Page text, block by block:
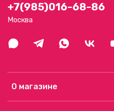
О магазине
+7(985)016-68-86
Москва